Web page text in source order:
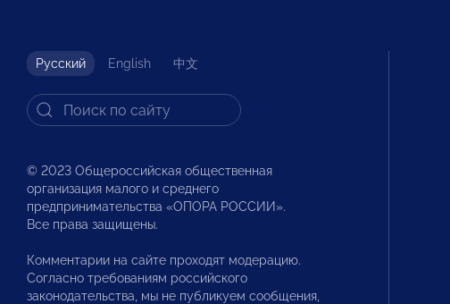
Русский English 中文
© 2023 Общероссийская общественная
организация малого и среднего
предпринимательства «ОПОРА РОССИИ».
Все права защищены.
Комментарии на сайте проходят модерацию.
Согласно требованиям российского
законодательства, мы не публикуем сообщения,